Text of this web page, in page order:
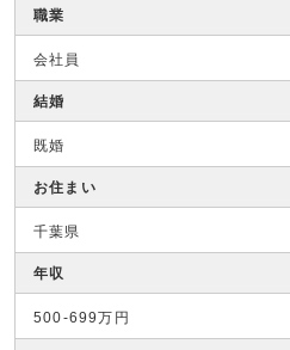
職業
会社員
結婚
既婚
お住まい
千葉県
年収
500-699万円